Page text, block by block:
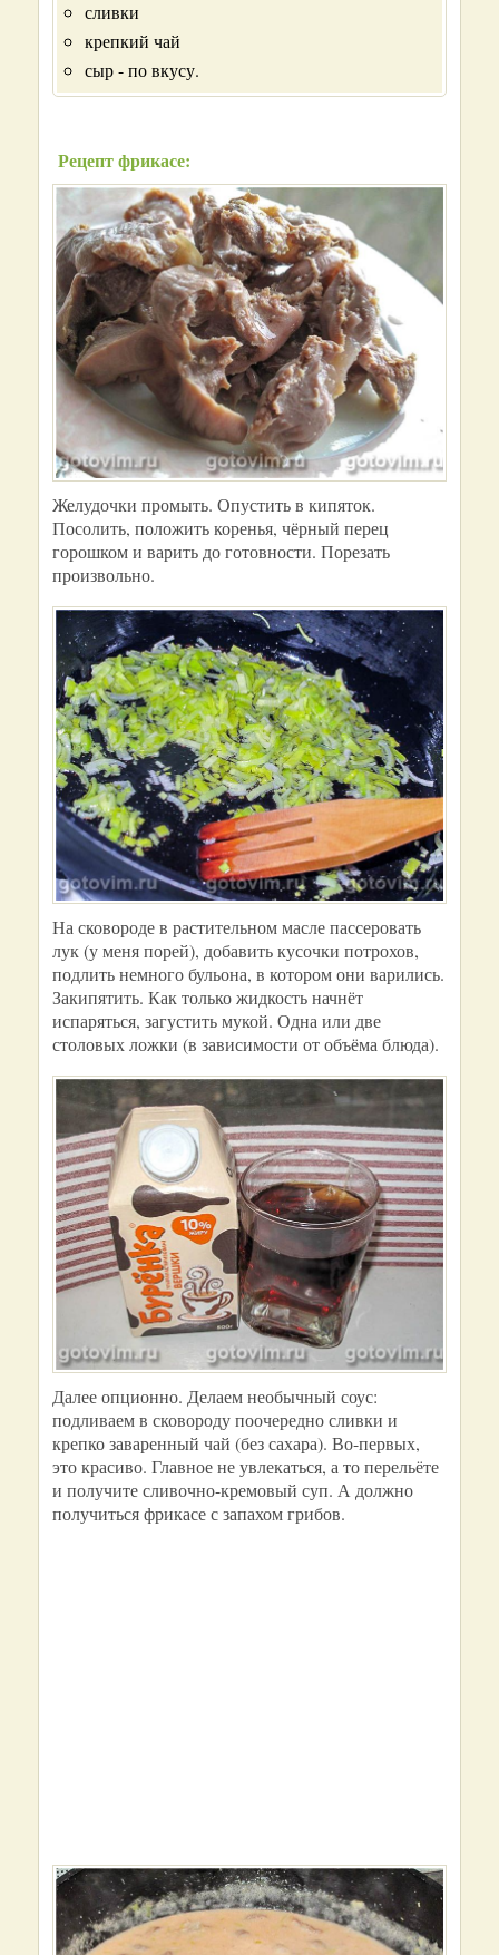
сливки
крепкий чай
сыр - по вкусу.
Рецепт фрикасе:
Желудочки промыть. Опустить в кипяток.
Посолить, положить коренья, чёрный перец
горошком и варить до готовности. Порезать
произвольно.
На сковороде в растительном масле пассеровать
лук (у меня порей), добавить кусочки потрохов,
подлить немного бульона, в котором они варились.
Закипятить. Как только жидкость начнёт
испаряться, загустить мукой. Одна или две
столовых ложки (в зависимости от объёма блюда).
Далее опционно. Делаем необычный соус:
подливаем в сковороду поочередно сливки и
крепко заваренный чай (без сахара). Во-первых,
это красиво. Главное не увлекаться, а то перельёте
и получите сливочно-кремовый суп. А должно
получиться фрикасе с запахом грибов.